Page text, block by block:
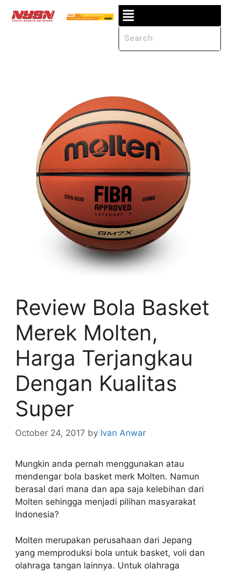
Review Bola Basket
Merek Molten,
Harga Terjangkau
Dengan Kualitas
Super
October 24, 2017 by Ivan Anwar
Mungkin anda pernah menggunakan atau
mendengar bola basket merk Molten. Namun
berasal dari mana dan apa saja kelebihan dari
Molten sehingga menjadi pilihan masyarakat
Indonesia?
Molten merupakan perusahaan dari Jepang
yang memproduksi bola untuk basket, voli dan
olahraga tangan lainnya. Untuk olahraga